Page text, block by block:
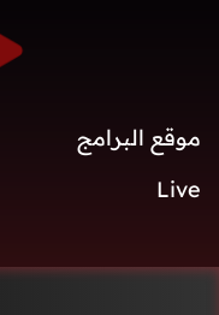
موقع البرامج
Live